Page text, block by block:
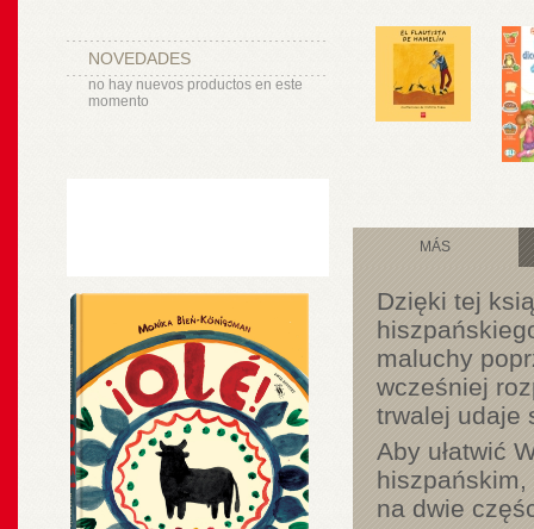
NOVEDADES
no hay nuevos productos en este
momento
MÁS
Dzięki tej
maluchy
wcześniej
trwalej udaje
Aby ułatwić
hiszpańskim,
na dwie